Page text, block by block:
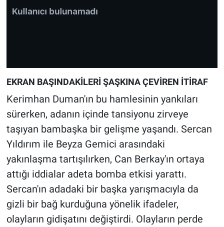
EKRAN BAŞINDAKİLERİ ŞAŞKINA ÇEVİREN İTİRAF
Kerimhan Duman'ın bu hamlesinin yankıları
sürerken, adanın içinde tansiyonu zirveye
taşıyan bambaşka bir gelişme yaşandı. Sercan
Yıldırım ile Beyza Gemici arasındaki
yakınlaşma tartışılırken, Can Berkay'ın ortaya
attığı iddialar adeta bomba etkisi yarattı.
Sercan'ın adadaki bir başka yarışmacıyla da
gizli bir bağ kurduğuna yönelik ifadeler,
olayların gidişatını değiştirdi. Olayların perde